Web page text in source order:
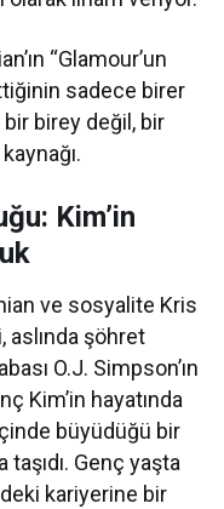
“Glamour’un
sadece birer
bir birey değil, bir
Kim’in
ve sosyalite Kris
aslında şöhret
O.J. Simpson’ın
Kim’in hayatında
büyüdüğü bir
Genç yaşta
kariyerine bir